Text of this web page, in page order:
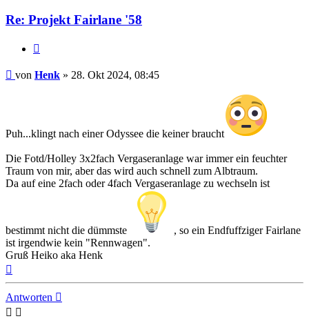
Re: Projekt Fairlane '58
Beitrag
von Henk » 28. Okt 2024, 08:45
Puh...klingt nach einer Odyssee die keiner braucht
Die Fotd/Holley 3x2fach Vergaseranlage war immer ein feuchter
Traum von mir, aber das wird auch schnell zum Albtraum.
Da auf eine 2fach oder 4fach Vergaseranlage zu wechseln ist
bestimmt nicht die dümmste
, so ein Endfuffziger Fairlane
ist irgendwie kein "Rennwagen".
Gruß Heiko aka Henk
Antworten